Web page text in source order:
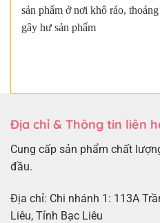
sản phẩm ở nơi khô ráo,
gây hư sản phẩm
Địa chỉ & Thông tin liên
Cung cấp sản phẩm chất
đầu.
Địa chỉ: Chi nhánh 1: 113A
Liêu, Tỉnh Bạc Liêu